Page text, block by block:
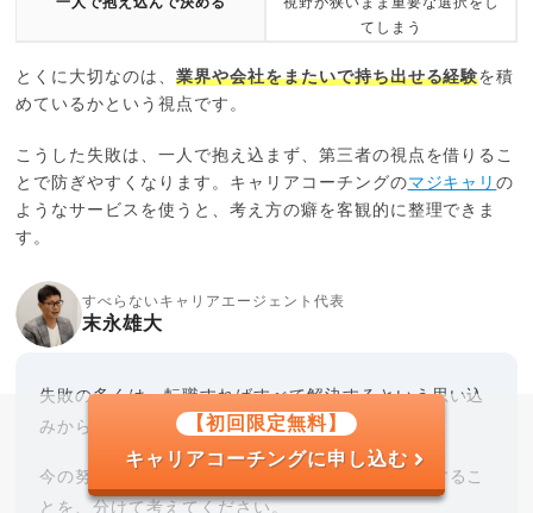
てしまう
とくに大切なのは、業界や会社をまたいで持ち出せる経験を積
めているかという視点です。
こうした失敗は、一人で抱え込まず、第三者の視点を借りるこ
とで防ぎやすくなります。キャリアコーチングのマジキャリの
ようなサービスを使うと、考え方の癖を客観的に整理できま
す。
すべらないキャリアエージェント代表
末永雄大
失敗の多くは、転職すればすべて解決するという思い込
みから始まります。
今の努力で解決できることと、環境を変えて解決するこ
とを、分けて考えてください。
【初回限定無料】
キャリアコーチングに申し込む